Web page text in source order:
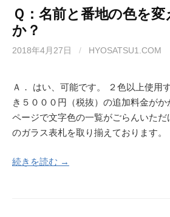
Ｑ：名前と番地の色を
か？
2018年4月27日 / HYOSATSU1.COM
Ａ． はい、可能です。 ２色以上使用
き５０００円（税抜）の追加料金が
ページで文字色の一覧がごらんいた
のガラス表札を取り揃えております。
続きを読む →